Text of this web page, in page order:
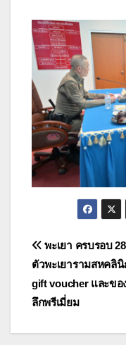
แนะแนว
เรื่อง
พะเยา ครบรอบ
ตัวพะเยารามสหคลิ
gift voucher และขอ
ลึกพรีเมี่ยม